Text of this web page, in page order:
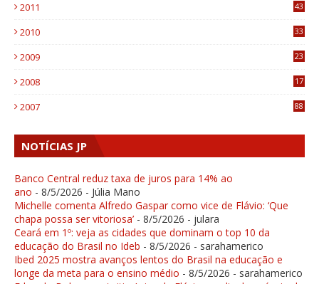
2011
43
2010
33
2009
23
2008
17
2007 88
NOTÍCIAS JP
Banco Central reduz taxa de juros para 14% ao
ano - 8/5/2026 - Júlia Mano
Michelle comenta Alfredo Gaspar como vice de Flávio: ‘Que
chapa possa ser vitoriosa’ - 8/5/2026 - julara
Ceará em 1º: veja as cidades que dominam o top 10 da
educação do Brasil no Ideb - 8/5/2026 - sarahamerico
Ibed 2025 mostra avanços lentos do Brasil na educação e
longe da meta para o ensino médio - 8/5/2026 - sarahamerico